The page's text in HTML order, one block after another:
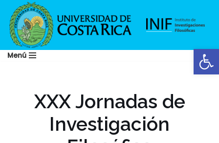
Saltar
al
contenido
Menú
XXX Jornadas de
Investigación